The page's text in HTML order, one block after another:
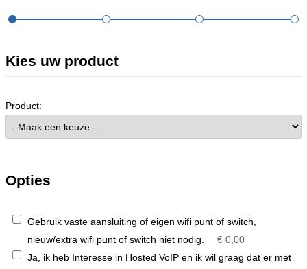
Kies uw product
Product:
Opties
Gebruik vaste aansluiting of eigen wifi punt of switch,
nieuw/extra wifi punt of switch niet nodig.
€ 0,00
Ja, ik heb Interesse in Hosted VoIP en ik wil graag dat er met